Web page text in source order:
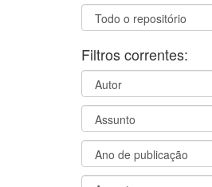
Filtros correntes: